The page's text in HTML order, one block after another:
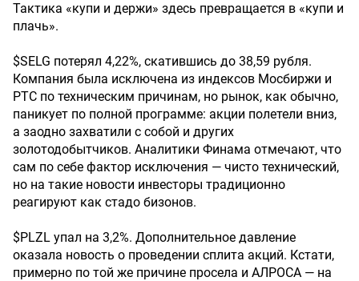
Тактика «купи и держи» здесь превращается в «купи и
плачь».
$SELG потерял 4,22%, скатившись до 38,59 рубля.
Компания была исключена из индексов Мосбиржи и
РТС по техническим причинам, но рынок, как обычно,
паникует по полной программе: акции полетели вниз,
а заодно захватили с собой и других
золотодобытчиков. Аналитики Финама отмечают, что
сам по себе фактор исключения — чисто технический,
но на такие новости инвесторы традиционно
реагируют как стадо бизонов.
$PLZL упал на 3,2%. Дополнительное давление
оказала новость о проведении сплита акций. Кстати,
примерно по той же причине просела и АЛРОСА — на